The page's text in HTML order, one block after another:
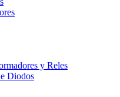
y Reles
Diodos